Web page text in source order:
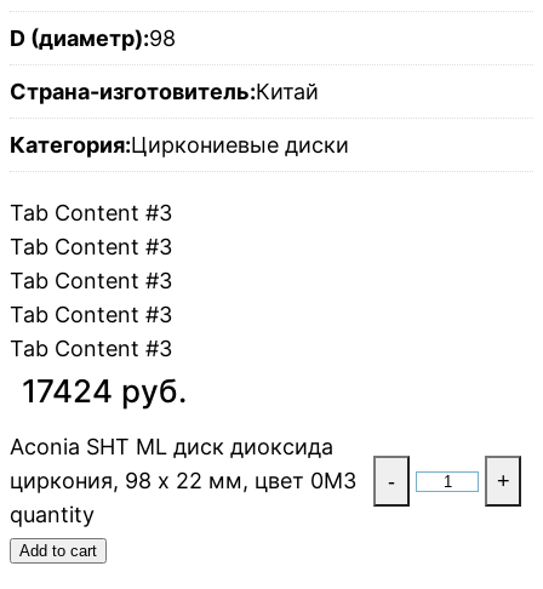
D (диаметр):98
Страна-изготовитель:Китай
Категория:Циркониевые диски
Tab Content #3
Tab Content #3
Tab Content #3
Tab Content #3
Tab Content #3
17424 руб.
Aconia SHT ML диск диоксида
циркония, 98 x 22 мм, цвет 0M3
quantity
- +
Add to cart